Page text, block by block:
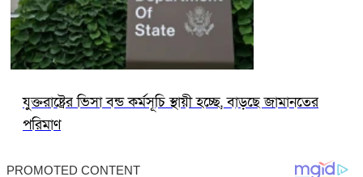
যুক্তরাষ্ট্রের ভিসা বন্ড কর্মসূচি স্থায়ী হচ্ছে, বাড়ছে জামানতের
পরিমাণ